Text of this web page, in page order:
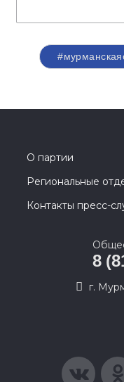
О партии
Региональные
Контакты пресс-
8
г.